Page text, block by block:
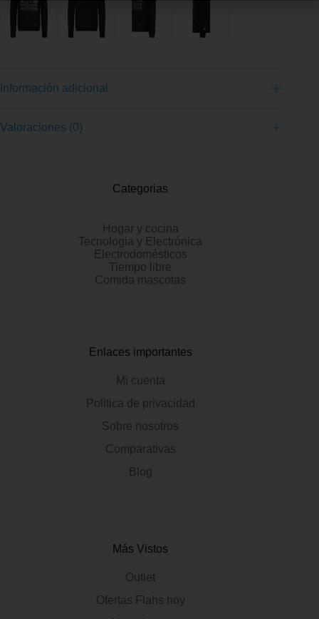
Información adicional
Valoraciones (0)
Categorias
Hogar y cocina
Tecnologia y Electrónica
Electrodomésticos
Tiempo libre
Comida mascotas
Enlaces importantes
Mi cuenta
Politica de privacidad
Sobre nosotros
Comparativas
Blog
Más Vistos
Outlet
Ofertas Flahs hoy